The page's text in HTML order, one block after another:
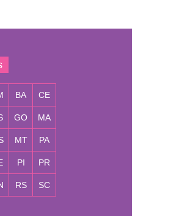
BA CE
GO MA
MT PA
PI PR
RS SC